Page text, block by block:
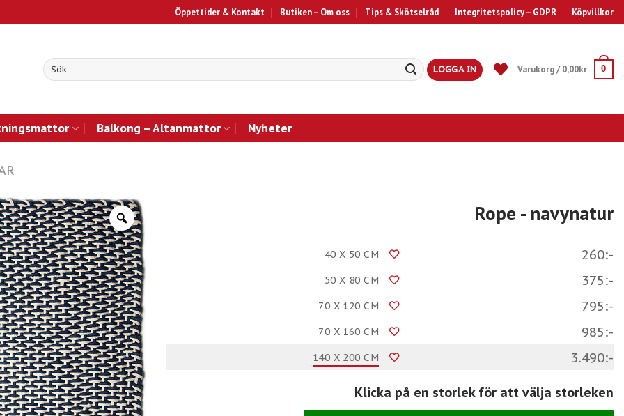
Öppettider & Kontakt Butiken – Om oss Tips & Skötselråd Integritetspolicy – GDPR Köpvillkor
LOGGA IN Varukorg /0,00kr 0
Balkong – Altanmattor Nyheter
Rope - navynatur
40 X 50 CM 260:-
50 X 80 CM 375:-
70 X 120 CM 795:-
70 X 160 CM 985:-
140 X 200 CM 3.490:-
Klicka på en storlek för att välja storleken